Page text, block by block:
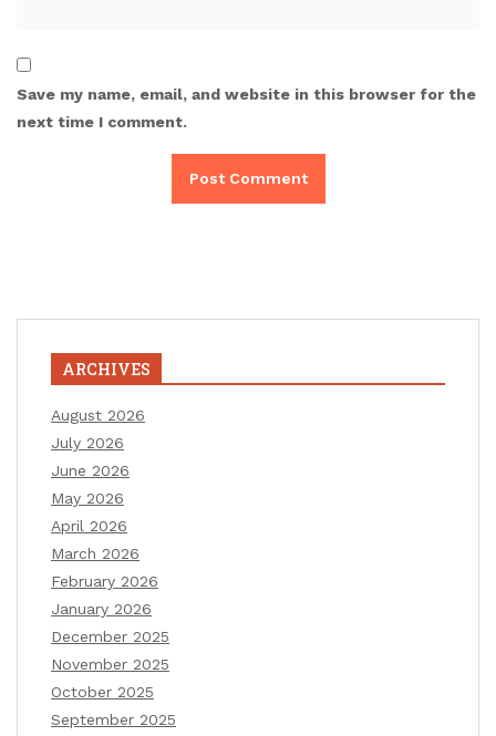
Save my name, email, and website in this browser for the
next time I comment.
ARCHIVES
August 2026
July 2026
June 2026
May 2026
April 2026
March 2026
February 2026
January 2026
December 2025
November 2025
October 2025
September 2025